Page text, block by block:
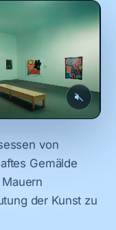
von
Gemälde
der Kunst zu